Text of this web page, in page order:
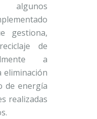
algunos
gestiona,
de
a
eliminación
de energía
realizadas